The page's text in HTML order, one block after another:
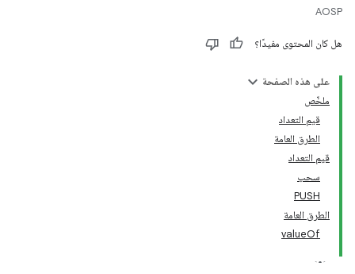
AOSP
هل كان المحتوى مفيدًا؟
على هذه الصفحة
ملخّص
قيم التعداد
الطرق العامة
قيم التعداد
سحب
PUSH
الطرق العامة
valueOf